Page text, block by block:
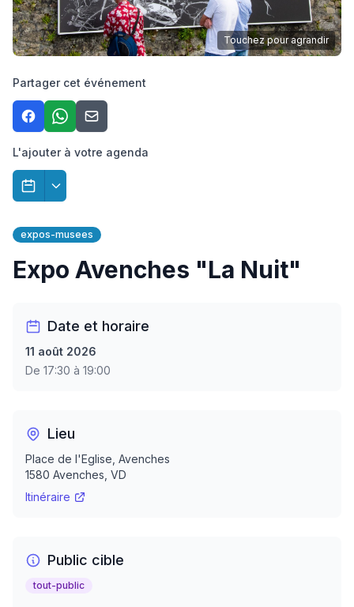
Touchez pour agrandir
Partager cet événement
L'ajouter à votre agenda
expos-musees
Expo Avenches "La Nuit"
Date et horaire
11 août 2026
De 17:30 à 19:00
Lieu
Place de l'Eglise, Avenches
1580 Avenches , VD
Itinéraire
Public cible
tout-public